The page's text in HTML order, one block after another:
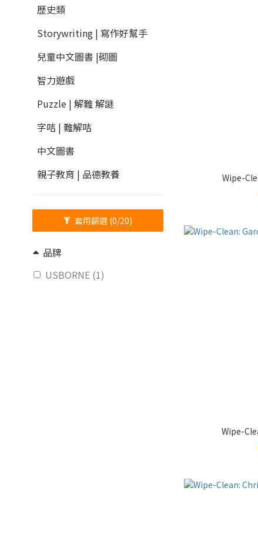
歷史類
Storywriting | 寫作好幫手
兒童中文圖書 |砌圖
智力遊戲
Puzzle | 解難 解謎
字咭 | 難解咭
中文圖書
親子教育 | 品德教養
套用篩選 (0/20)
品牌
USBORNE (1)
Wipe-
Wipe-